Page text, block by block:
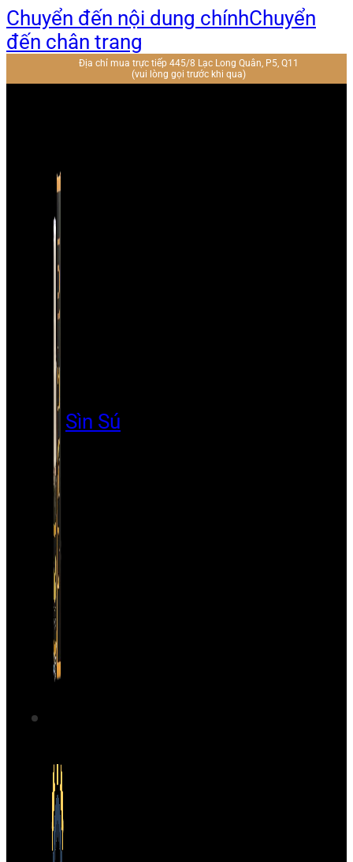
Chuyển đến nội dung chínhChuyển
đến chân trang
Địa chỉ mua trực tiếp 445/8 Lạc Long Quân, P5, Q11
(vui lòng gọi trước khi qua)
Sìn Sú